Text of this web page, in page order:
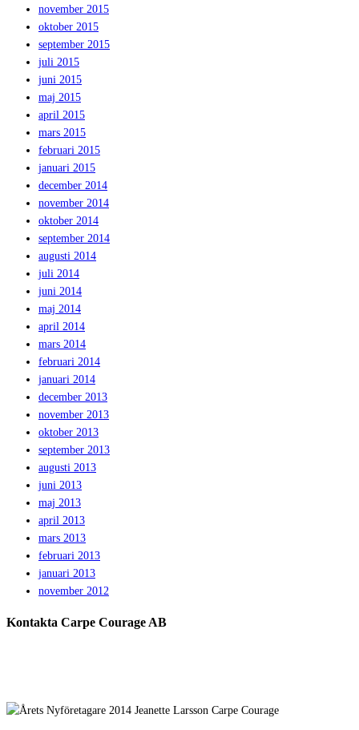
november 2015
oktober 2015
september 2015
juli 2015
juni 2015
maj 2015
april 2015
mars 2015
februari 2015
januari 2015
december 2014
november 2014
oktober 2014
september 2014
augusti 2014
juli 2014
juni 2014
maj 2014
april 2014
mars 2014
februari 2014
januari 2014
december 2013
november 2013
oktober 2013
september 2013
augusti 2013
juni 2013
maj 2013
april 2013
mars 2013
februari 2013
januari 2013
november 2012
Kontakta Carpe Courage AB